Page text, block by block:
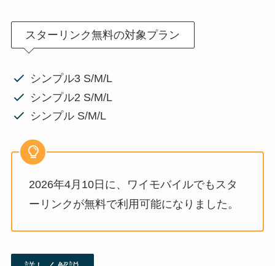
スターリンク無料の対象プラン
シンプル3 S/M/L
シンプル2 S/M/L
シンプル S/M/L
2026年4月10日に、ワイモバイルでもスタ
ーリンクが無料で利用可能になりました。